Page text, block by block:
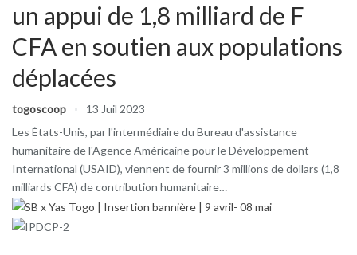
un appui de 1,8 milliard de F
CFA en soutien aux populations
déplacées
togoscoop
13 Juil 2023
Les États-Unis, par l'intermédiaire du Bureau d'assistance
humanitaire de l'Agence Américaine pour le Développement
International (USAID), viennent de fournir 3 millions de dollars (1,8
milliards CFA) de contribution humanitaire…